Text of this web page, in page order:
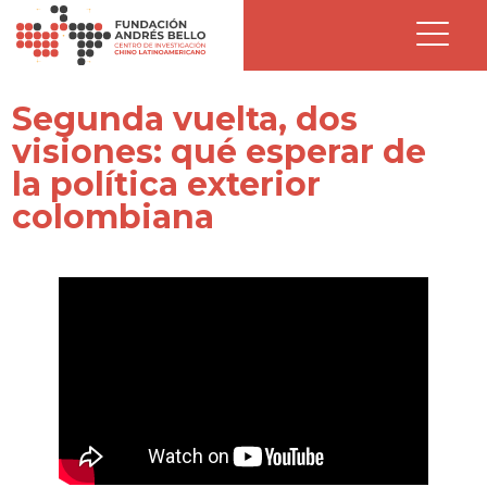
Segunda vuelta, dos
visiones: qué esperar de
la política exterior
colombiana